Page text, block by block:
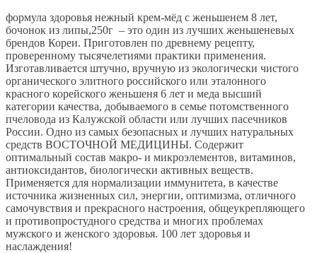
формула здоровья нежный крем-мёд с женьшенем 8 лет,
бочонок из липы,250г – это один из лучших женьшеневых
брендов Кореи. Приготовлен по древнему рецепту,
проверенному тысячелетиями практики применения.
Изготавливается штучно, вручную из экологически чистого
органического элитного российского или эталонного
красного корейского женьшеня 6 лет и меда высший
категории качества, добываемого в семье потомственного
пчеловода из Калужской области или лучших пасечников
России. Одно из самых безопасных и лучших натуральных
средств ВОСТОЧНОЙ МЕДИЦИНЫ. Содержит
оптимальный состав макро- и микроэлементов, витаминов,
антиоксидантов, биологически активных веществ.
Применяется для нормализации иммунитета, в качестве
источника жизненных сил, энергии, оптимизма, отличного
самочувствия и прекрасного настроения, общеукрепляющего
и противопростудного средства и многих проблемах
мужского и женского здоровья. 100 лет здоровья и
наслаждения!